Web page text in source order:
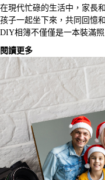
在現代忙碌的生活中，家長
孩子一起坐下來，共同回憶
DIY相簿不僅僅是一本裝滿
閱讀更多